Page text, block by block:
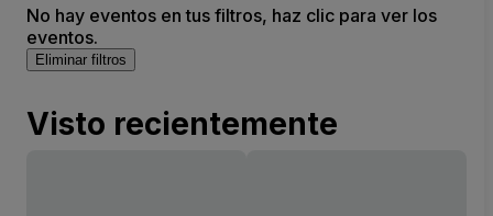
No hay eventos en tus filtros, haz clic para ver los
eventos.
Eliminar filtros
Visto recientemente